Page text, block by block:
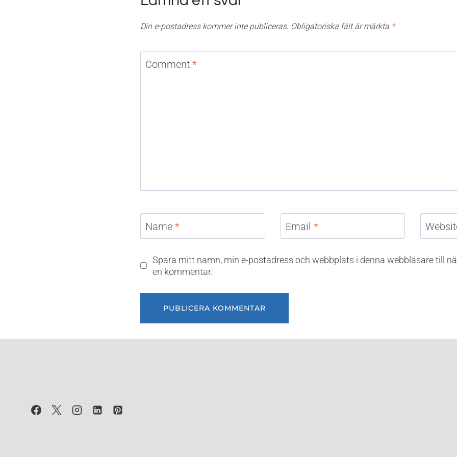
Din e-postadress kommer inte publiceras. Obligatoriska fält är märkta *
Comment *
Name * Email *
Spara mitt namn, min e-postadress och webbplats i denna webbläsare till
en kommentar.